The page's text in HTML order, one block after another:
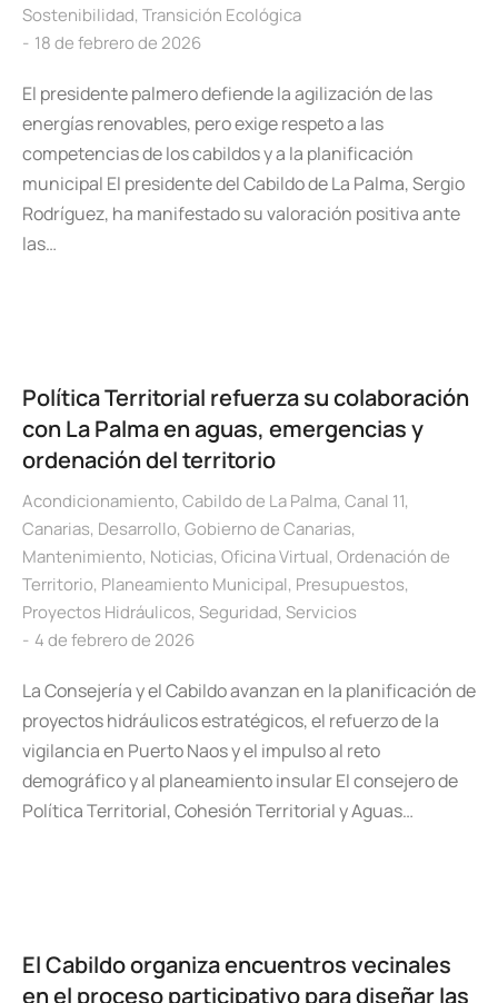
Sostenibilidad, Transición Ecológica
18 de febrero de 2026
El presidente palmero defiende la agilización de las
energías renovables, pero exige respeto a las
competencias de los cabildos y a la planificación
municipal El presidente del Cabildo de La Palma, Sergio
Rodríguez, ha manifestado su valoración positiva ante
las…
Política Territorial refuerza su colaboración
con La Palma en aguas, emergencias y
ordenación del territorio
Acondicionamiento, Cabildo de La Palma, Canal 11,
Canarias, Desarrollo, Gobierno de Canarias,
Mantenimiento, Noticias, Oficina Virtual, Ordenación de
Territorio, Planeamiento Municipal, Presupuestos,
Proyectos Hidráulicos, Seguridad, Servicios
4 de febrero de 2026
La Consejería y el Cabildo avanzan en la planificación de
proyectos hidráulicos estratégicos, el refuerzo de la
vigilancia en Puerto Naos y el impulso al reto
demográfico y al planeamiento insular El consejero de
Política Territorial, Cohesión Territorial y Aguas…
El Cabildo organiza encuentros vecinales
en el proceso participativo para diseñar las